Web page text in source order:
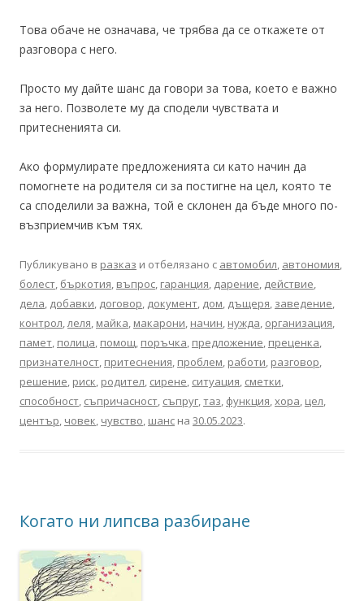
Това обаче не означава, че трябва да се откажете от
разговора с него.
Просто му дайте шанс да говори за това, което е важно
за него. Позволете му да сподели чувствата и
притесненията си.
Ако формулирате предложенията си като начин да
помогнете на родителя си за постигне на цел, която те
са споделили за важна, той е склонен да бъде много по-
възприемчив към тях.
Публикувано в разказ и отбелязано с автомобил, автономия,
болест, бъркотия, въпрос, гаранция, дарение, действие,
дела, добавки, договор, документ, дом, дъщеря, заведение,
контрол,леля, майка, макарони, начин, нужда, организация,
памет, полица, помощ, поръчка, предложение, преценка,
признателност, притеснения, проблем, работи, разговор,
решение, риск, родител, сирене, ситуация, сметки,
способност, съпричасност, съпруг,таз, функция,хора, цел,
център, човек, чувство, шанс на 30.05.2023.
Когато ни липсва разбиране